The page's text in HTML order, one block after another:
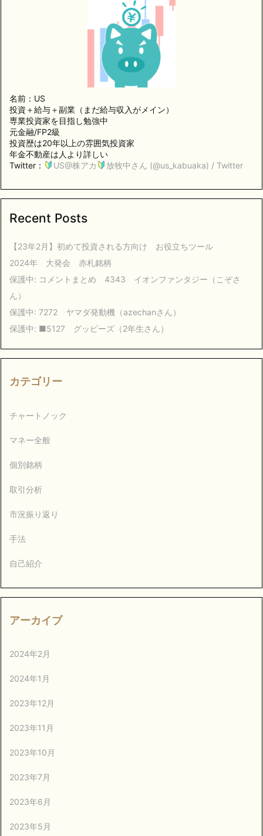
名前：US
投資＋給与＋副業（まだ給与収入がメイン）
専業投資家を目指し勉強中
元金融/FP2級
投資歴は20年以上の雰囲気投資家
年金不動産は人より詳しい
Twitter：
US@株アカ 放牧中さん (@us_kabuaka) / Twitter
Recent Posts
【23年2月】初めて投資される方向け お役立ちツール
2024年 大発会 赤札銘柄
保護中: コメントまとめ 4343 イオンファンタジー（こぞさ
ん）
保護中: 7272 ヤマダ発動機（azechanさん）
保護中: ■5127 グッピーズ（2年生さん）
カテゴリー
チャートノック
マネー全般
個別銘柄
取引分析
市況振り返り
手法
自己紹介
アーカイブ
2024年2月
2024年1月
2023年12月
2023年11月
2023年10月
2023年7月
2023年6月
2023年5月